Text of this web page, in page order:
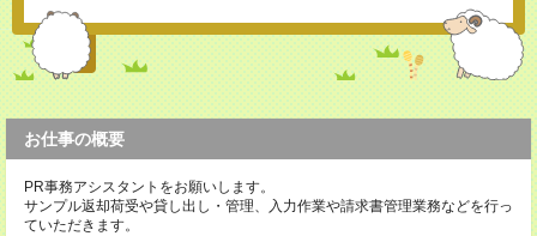
お仕事の概要
PR事務アシスタントをお願いします。
サンプル返却荷受や貸し出し・管理、入力作業や請求書管理業務などを行っ
ていただきます。